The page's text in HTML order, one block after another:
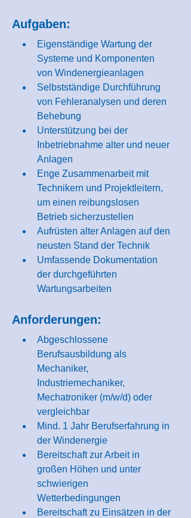
Aufgaben:
Eigenständige Wartung der
Systeme und Komponenten
von Windenergieanlagen
Selbstständige Durchführung
von Fehleranalysen und deren
Behebung
Unterstützung bei der
Inbetriebnahme alter und neuer
Anlagen
Enge Zusammenarbeit mit
Technikern und Projektleitern,
um einen reibungslosen
Betrieb sicherzustellen
Aufrüsten alter Anlagen auf den
neusten Stand der Technik
Umfassende Dokumentation
der durchgeführten
Wartungsarbeiten
Anforderungen:
Abgeschlossene
Berufsausbildung als
Mechaniker,
Industriemechaniker,
Mechatroniker (m/w/d) oder
vergleichbar
Mind. 1 Jahr Berufserfahrung in
der Windenergie
Bereitschaft zur Arbeit in
großen Höhen und unter
schwierigen
Wetterbedingungen
Bereitschaft zu Einsätzen in der